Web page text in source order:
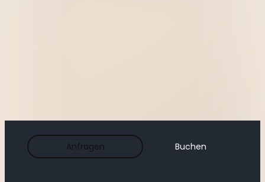
----
Anfragen Buchen